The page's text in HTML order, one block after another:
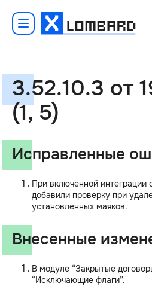
3.52.10.3 от
(1, 5)
Исправленные
При включенной
добавили проверку при
установленных маяков.
Внесенные
В модуле “Закрытые
“Исключающие флаги”.